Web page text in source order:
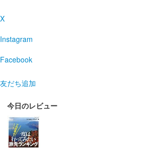
販売終了
X
Instagram
Facebook
友だち追加
今日のレビュー